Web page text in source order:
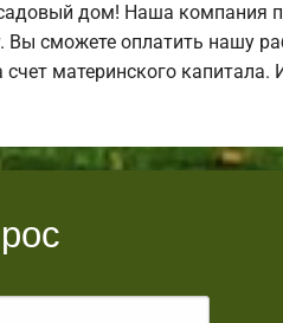
дом! Наша компания
Вы сможете оплатить нашу
материнского капитала.